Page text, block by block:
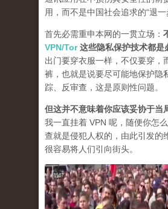
用，而不是中国社会追求的“退一
首先必需重申本网的一贯立场：
VPN/Tor这些隐私保护技术都是
出门要穿衣服一样，不仅要穿，
裤，也就是说要尽可能地保护隐
踪、反审查，这是原则性问题。
但这并不意味着你应该妥协于当
我一直挂着 VPN 呢，随便你怎
查就是侵犯人权的，由此引发的
很容易将人们引向街头。